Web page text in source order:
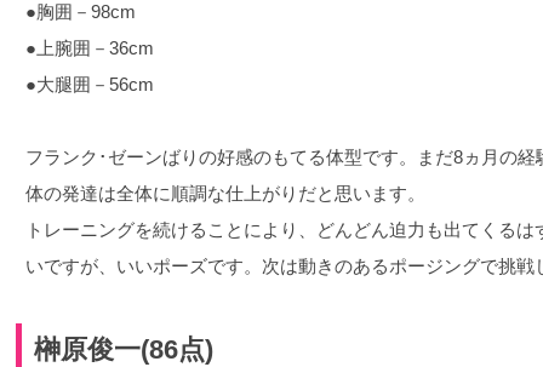
●胸囲－98cm
●上腕囲－36cm
●大腿囲－56cm
フランク･ゼーンばりの好感のもてる体型です。まだ8ヵ月の
体の発達は全体に順調な仕上がりだと思います。
トレーニングを続けることにより、どんどん迫力も出てくる
いですが、いいポーズです。次は動きのあるポージングで挑戦
榊原俊一(86点)